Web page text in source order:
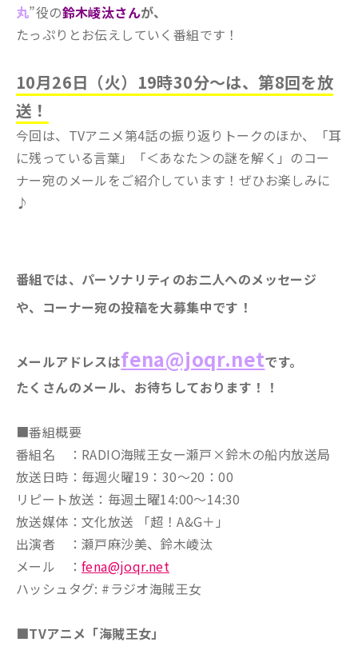
丸”役の鈴木崚汰さんが、
たっぷりとお伝えしていく番組です！
10月26日（火）19時30分～は、第8回を放
送！
今回は、TVアニメ第4話の振り返りトークのほか、「耳
に残っている言葉」「＜あなた＞の謎を解く」のコー
ナー宛のメールをご紹介しています！ぜひお楽しみに
♪
番組では、パーソナリティのお二人へのメッセージ
や、コーナー宛の投稿を大募集中です！
メールアドレスはfena@joqr.netです。
たくさんのメール、お待ちしております！！
■番組概要
番組名 ：RADIO海賊王女ー瀬戸×鈴木の船内放送局
放送日時：毎週火曜19：30～20：00
リピート放送：毎週土曜14:00～14:30
放送媒体：文化放送 「超！A&G＋」
出演者 ：瀬戸麻沙美、鈴木崚汰
メール ： fena@joqr.net
ハッシュタグ: #ラジオ海賊王女
■TVアニメ「海賊王女」